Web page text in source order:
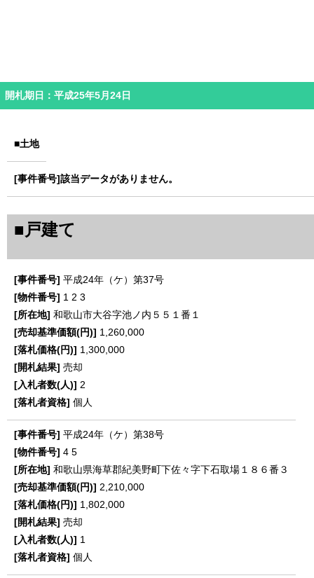
開札期日：平成25年5月24日
■土地
該当データがありません。
■戸建て
平成24年（ケ）第37号
1 2 3
和歌山市大谷字池ノ内５５１番１
1,260,000
1,300,000
売却
2
個人
平成24年（ケ）第38号
4 5
和歌山県海草郡紀美野町下佐々字下石取場１８６番３
2,210,000
1,802,000
売却
1
個人